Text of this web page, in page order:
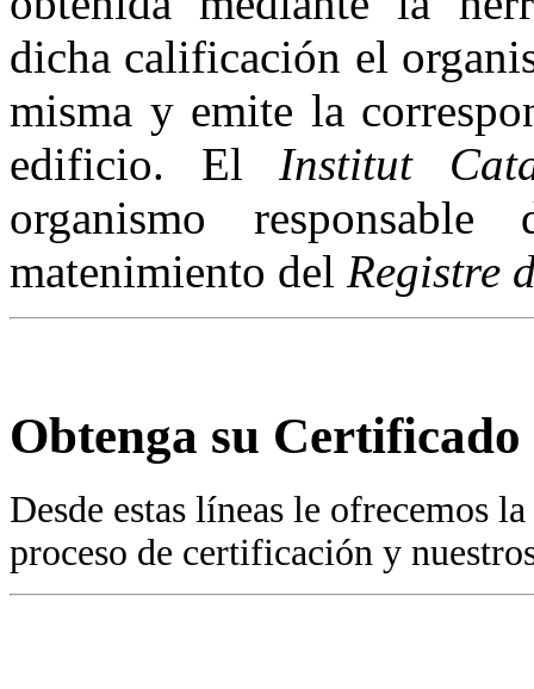
dicha calificación el
misma y emite la
edificio. El Institut
organismo
matenimiento del Registre
Obtenga su
Desde estas líneas le ofrecemos
proceso de certificación y